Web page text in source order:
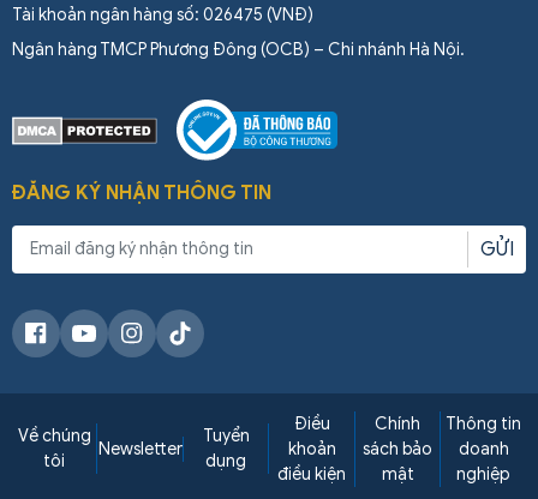
Tài khoản ngân hàng số: 026475 (VNĐ)
Ngân hàng TMCP Phương Đông (OCB) – Chi nhánh Hà Nội.
ĐĂNG KÝ NHẬN THÔNG TIN
GỬI
Về chúng
tôi
Newsletter
Tuyển
dụng
Điều
khoản
điều kiện
Chính
sách bảo
mật
Thông tin
doanh
nghiệp